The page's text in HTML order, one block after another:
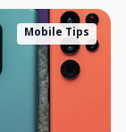
Mobile Tips